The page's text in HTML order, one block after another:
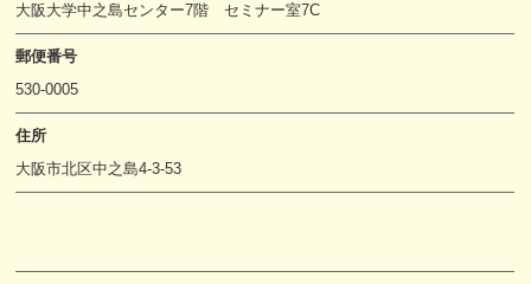
大阪大学中之島センター7階 セミナー室7C
郵便番号
530-0005
住所
大阪市北区中之島4-3-53